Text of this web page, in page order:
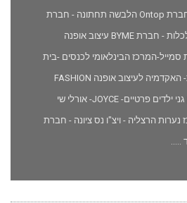
חברת Cobra בגדי ים - חברת Ontop הלבשה תחתונה - חברת
LITTLE WHITE בגדי ים לכלות - חברת BYME עיצוב אופנה
המרכז הבינלאומי לכנסים -בית
הספר לעבודה סוציאלית- האקדמיה לעיצוב אופנה FASHION
ACADEMY - חיבה-ארגון גני ילדים פרטיים- JOYCE- אורלי שי
נערות הרצליה - ויצ"ו נס ציונה - חברת